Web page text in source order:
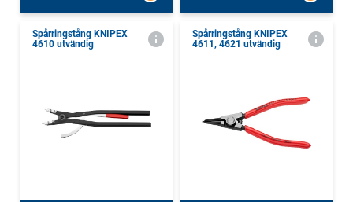
Spårringstång KNIPEX
4610 utvändig
Spårringstång KNIPEX
4611, 4621 utvändig